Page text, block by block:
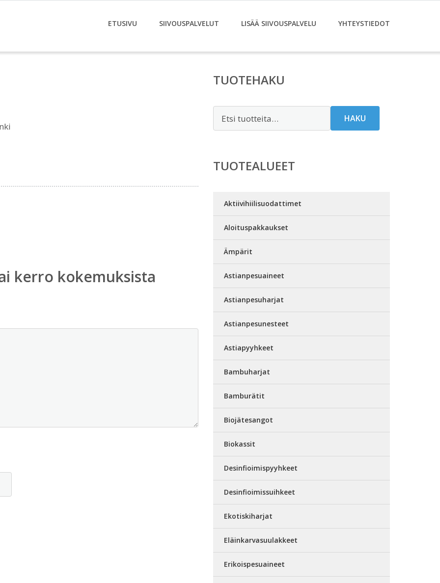
ETUSIVU SIIVOUSPALVELUT LISÄÄ SIIVOUSPALVELU YHTEYSTIEDOT
kerro kokemuksista
TUOTEHAKU
HAKU
TUOTEALUEET
Aktiivihiilisuodattimet
Aloituspakkaukset
Ämpärit
Astianpesuaineet
Astianpesuharjat
Astianpesunesteet
Astiapyyhkeet
Bambuharjat
Bamburätit
Biojätesangot
Biokassit
Desinfioimispyyhkeet
Desinfioimissuihkeet
Ekotiskiharjat
Eläinkarvasuulakkeet
Erikoispesuaineet